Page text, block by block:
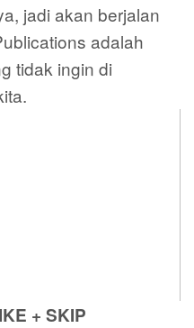
jadi akan berjalan
adalah
tidak ingin di
+ SKIP